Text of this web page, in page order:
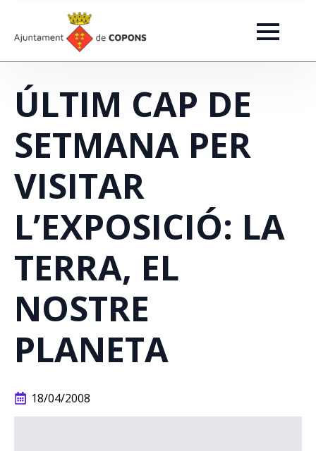
ÚLTIM CAP DE
SETMANA PER
VISITAR
L’EXPOSICIÓ: LA
TERRA, EL
NOSTRE
PLANETA
18/04/2008